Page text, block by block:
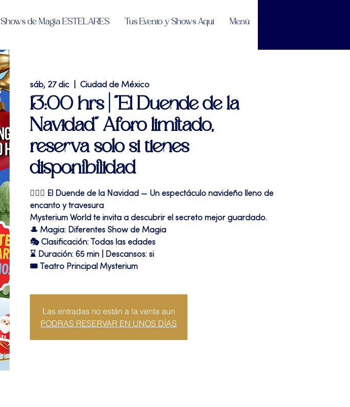
Shows de Magia ESTELARES Tus Evento y Shows Aquí Menú
sáb, 27 dic Ciudad de México
13:00 hrs | "El Duende de la
Navidad" Aforo limitado,
reserva solo si tienes
disponibilidad
🧝‍♂️✨ El Duende de la Navidad — Un espectáculo navideño lleno de
encanto y travesura
Mysterium World te invita a descubrir el secreto mejor guardado.
🎩 Magia: Diferentes Show de Magia
🎭 Clasificación: Todas las edades
⌛ Duración: 65 min | Descansos: si
🎟 Teatro Principal Mysterium
Las entradas no están a la venta aun
PODRAS RESERVAR EN UNOS DÍAS